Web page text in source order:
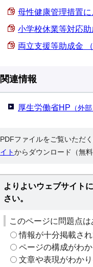
母性健康管理措置に
小学校休業等対応助
両立支援等助成金
関連情報
厚生労働省HP （外
PDFファイルをご覧いただ
イトからダウンロード（無
よりよいウェブサイト
さい。
このページに問題点は
情報が十分掲載さ
ページの構成がわ
文章や表現がわか